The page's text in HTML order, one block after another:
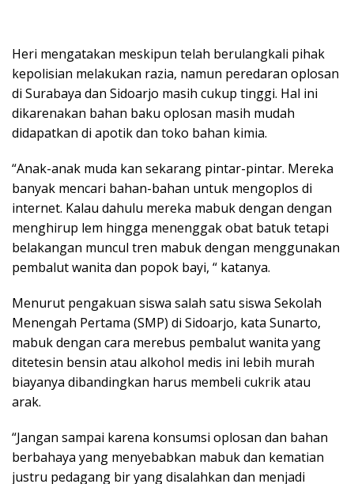
Heri mengatakan meskipun telah berulangkali pihak
kepolisian melakukan razia, namun peredaran oplosan
di Surabaya dan Sidoarjo masih cukup tinggi. Hal ini
dikarenakan bahan baku oplosan masih mudah
didapatkan di apotik dan toko bahan kimia.
“Anak-anak muda kan sekarang pintar-pintar. Mereka
banyak mencari bahan-bahan untuk mengoplos di
internet. Kalau dahulu mereka mabuk dengan dengan
menghirup lem hingga menenggak obat batuk tetapi
belakangan muncul tren mabuk dengan menggunakan
pembalut wanita dan popok bayi, “ katanya.
Menurut pengakuan siswa salah satu siswa Sekolah
Menengah Pertama (SMP) di Sidoarjo, kata Sunarto,
mabuk dengan cara merebus pembalut wanita yang
ditetesin bensin atau alkohol medis ini lebih murah
biayanya dibandingkan harus membeli cukrik atau
arak.
“Jangan sampai karena konsumsi oplosan dan bahan
berbahaya yang menyebabkan mabuk dan kematian
justru pedagang bir yang disalahkan dan menjadi